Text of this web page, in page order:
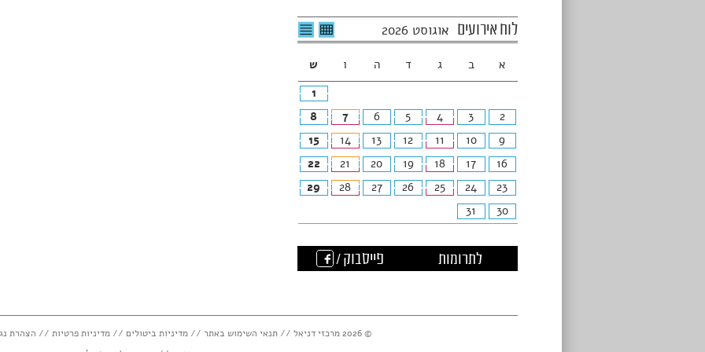
לוח אירועים אוגוסט 2026 לרשימת
האירועים
לצפיה
בטבלה
א ב ג ד ה ו
ש
1
2
3
4
5
6
7
8
9
10
11
12
13
14
15
16
17
18
19
20
21
22
23
24
25
26
27
28
29
30
31
לתרומות פייסבוק /
© 2026 מרכזי דניאל // תנאי השימוש באתר //מדיניות ביטולים //מדיניות פרטיות // הצהרת